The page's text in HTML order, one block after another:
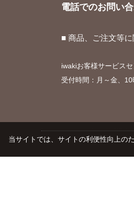
電話でのお問い
■ 商品、ご注文等
iwakiお客様サービ
受付時間：月～金、
当サイトでは、サイトの利便性向上の